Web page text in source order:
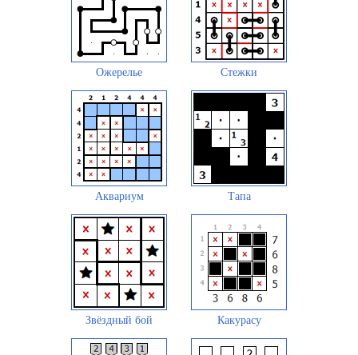
Ожерелье Стежки
Аквариум Тапа
Звёздный бой Какурасу